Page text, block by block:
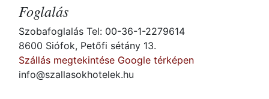
Foglalás
Szobafoglalás Tel: 00-36-1-2279614
8600 Siófok, Petőfi sétány 13.
Szállás megtekintése Google térképen
info@szallasokhotelek.hu